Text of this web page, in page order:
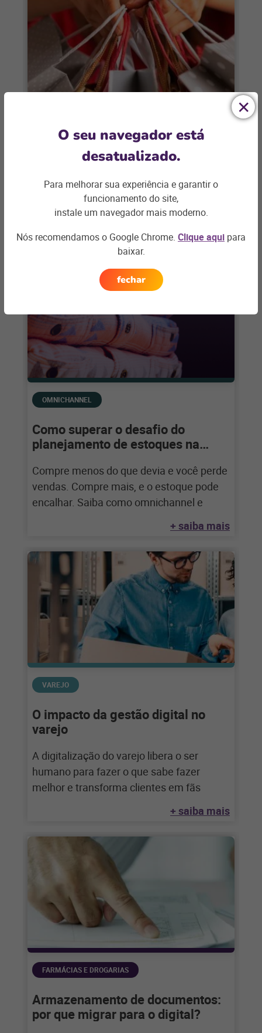
Como garantir um Natal de
Por Daniel Zanco O atual cenário
econômico brasileiro e os efeitos da
pandemia têm pressionado a grande
maioria dos
+ saiba mais
OMNICHANNEL
Como superar o desafio do
planejamento de estoques na
Compre menos do que devia e você perde
vendas. Compre mais, e o estoque pode
encalhar. Saiba como omnichannel e
+ saiba mais
VAREJO
O impacto da gestão digital no
varejo
A digitalização do varejo libera o ser
humano para fazer o que sabe fazer
melhor e transforma clientes em fãs
+ saiba mais
FARMÁCIAS E DROGARIAS
Armazenamento de documentos:
por que migrar para o digital?
O seu navegador está
desatualizado.
Para melhorar sua experiência e garantir o
funcionamento do site,
instale um navegador mais moderno.
Nós recomendamos o Google Chrome. Clique aqui para
baixar.
fechar